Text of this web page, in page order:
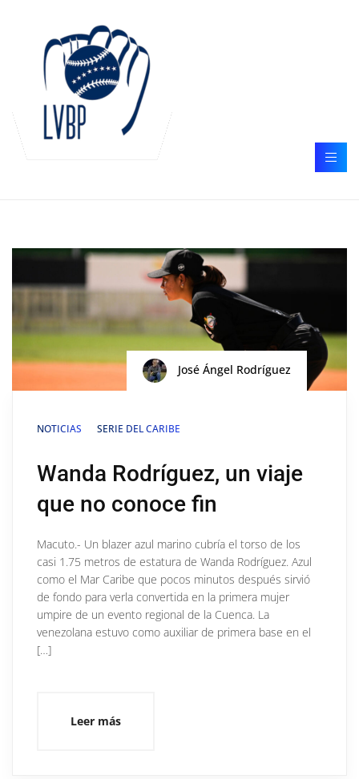
José Ángel Rodríguez
NOTICIAS SERIE DEL CARIBE
Wanda Rodríguez, un viaje
que no conoce fin
Macuto.- Un blazer azul marino cubría el torso de los
casi 1.75 metros de estatura de Wanda Rodríguez. Azul
como el Mar Caribe que pocos minutos después sirvió
de fondo para verla convertida en la primera mujer
umpire de un evento regional de la Cuenca. La
venezolana estuvo como auxiliar de primera base en el
[…]
Leer más